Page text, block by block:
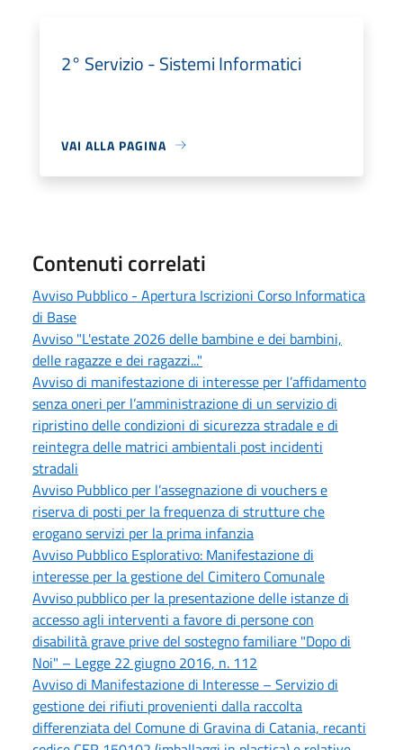
2° Servizio - Sistemi Informatici
VAI ALLA PAGINA
Contenuti correlati
Avviso Pubblico - Apertura Iscrizioni Corso Informatica
di Base
Avviso "L'estate 2026 delle bambine e dei bambini,
delle ragazze e dei ragazzi..."
Avviso di manifestazione di interesse per l’affidamento
senza oneri per l’amministrazione di un servizio di
ripristino delle condizioni di sicurezza stradale e di
reintegra delle matrici ambientali post incidenti
stradali
Avviso Pubblico per l’assegnazione di vouchers e
riserva di posti per la frequenza di strutture che
erogano servizi per la prima infanzia
Avviso Pubblico Esplorativo: Manifestazione di
interesse per la gestione del Cimitero Comunale
Avviso pubblico per la presentazione delle istanze di
accesso agli interventi a favore di persone con
disabilità grave prive del sostegno familiare "Dopo di
Noi" – Legge 22 giugno 2016, n. 112
Avviso di Manifestazione di Interesse – Servizio di
gestione dei rifiuti provenienti dalla raccolta
differenziata del Comune di Gravina di Catania, recanti